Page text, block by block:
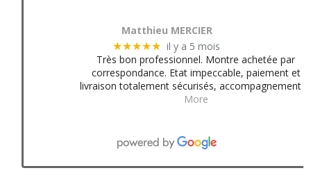
Matthieu MERCIER
★★★★★ il y a 5 mois
Très bon professionnel. Montre achetée par
correspondance. Etat impeccable, paiement et
livraison totalement sécurisés, accompagnement
More